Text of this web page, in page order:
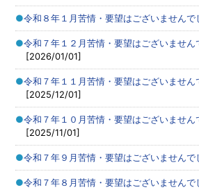
令和８年１月苦情・要望はございませんで
令和７年１２月苦情・要望はございません
[2026/01/01]
令和７年１１月苦情・要望はございません
[2025/12/01]
令和７年１０月苦情・要望はございません
[2025/11/01]
令和７年９月苦情・要望はございませんで
令和７年８月苦情・要望はございませんで